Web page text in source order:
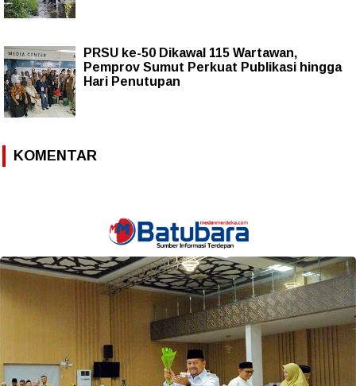
PRSU ke-50 Dikawal 115 Wartawan,
Pemprov Sumut Perkuat Publikasi hingga
Hari Penutupan
KOMENTAR